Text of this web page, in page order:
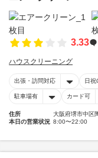
3.33
ハウスクリーニング
出張・訪問対応 日祝
駐車場有 カード可
住所
大阪府堺市中区
本日の営業状況 8:00〜22:00